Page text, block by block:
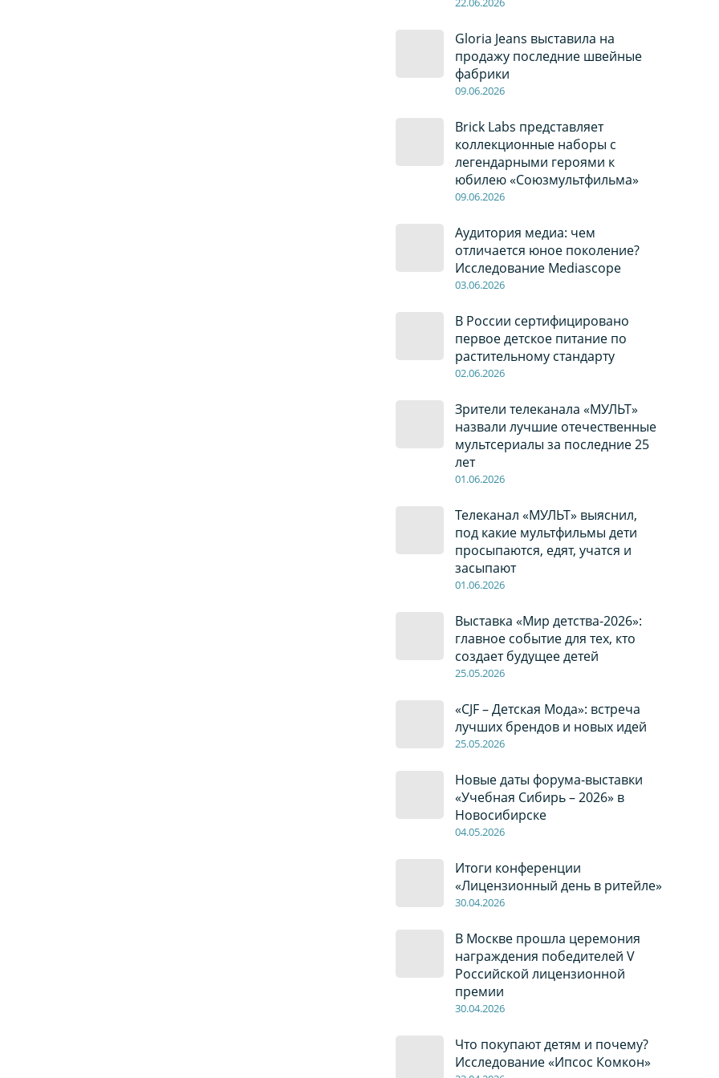
Gloria Jeans выставила на
продажу последние швейные
фабрики
09.06.2026
Brick Labs представляет
коллекционные наборы с
легендарными героями к
юбилею «Союзмультфильма»
09.06.2026
Аудитория медиа: чем
отличается юное поколение?
Исследование Mediascope
03.06.2026
В России сертифицировано
первое детское питание по
растительному стандарту
02.06.2026
Зрители телеканала «МУЛЬТ»
назвали лучшие отечественные
мультсериалы за последние 25
лет
01.06.2026
Телеканал «МУЛЬТ» выяснил,
под какие мультфильмы дети
просыпаются, едят, учатся и
засыпают
01.06.2026
Выставка «Мир детства-2026»:
главное событие для тех, кто
создает будущее детей
25.05.2026
«CJF – Детская Мода»: встреча
лучших брендов и новых идей
25.05.2026
Новые даты форума-выставки
«Учебная Сибирь – 2026» в
Новосибирске
04.05.2026
Итоги конференции
«Лицензионный день в ритейле»
30.04.2026
В Москве прошла церемония
награждения победителей V
Российской лицензионной
премии
30.04.2026
Что покупают детям и почему?
Исследование «Ипсос Комкон»